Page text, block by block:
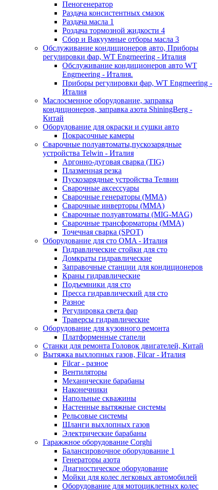
Пеногенератор
Раздача консистентных смазок
Раздача масла 1
Роздача тормозной жидкости 4
Сбор и Вакуумные отборы масла 3
Обслуживание кондиционеров авто, Приборы
регулировки фар, WT Engrneering - Италия
Обслуживание кондиционеров авто WT
Engrneering - Италия.
Приборы регулировки фар, WT Engrneering -
Италия
Маслосменное оборудование, заправка
кондиционеров, заправка азота ShiningBerg -
Китай
Оборудование для окраски и сушки авто
Покрасочные камеры
Сварочные полуавтоматы,пускозарядные
устройства Telwin - Италия
Аргонно-дуговая сварка (TIG)
Плазменная резка
Пускозарядные устройства Телвин
Сварочные аксессуары
Сварочные генераторы (MMA)
Сварочные инверторы (MMA)
Сварочные полуавтоматы (MIG-MAG)
Сварочные трансформаторы (MMA)
Точечная сварка (SPOT)
Оборудование для сто OMA - Италия
Гидравлические стойки для сто
Домкраты гидравлические
Заправочные станции для кондиционеров
Краны гидравлические
Подъемники для сто
Пресса гидравлический для сто
Разное
Регулировка света фар
Траверсы гидравлические
Оборудование для кузовного ремонта
Платформенные стапели
Станки для ремонта Головок двигателей, Китай
Вытяжка выхлопных газов, Filcar - Италия
Filcar - разное
Вентиляторы
Механические барабаны
Наконечники
Напольные скважины
Настенные вытяжные системы
Рельсовые системы
Шланги выхлопных газов
Электрические барабаны
Гаражжное оборудование Corghi
Балансировочное оборудование 1
Генераторы азота
Диагностическое оборудование
Мойки для колес легковых автомобилей
Оборудование для мотоциклетных колес